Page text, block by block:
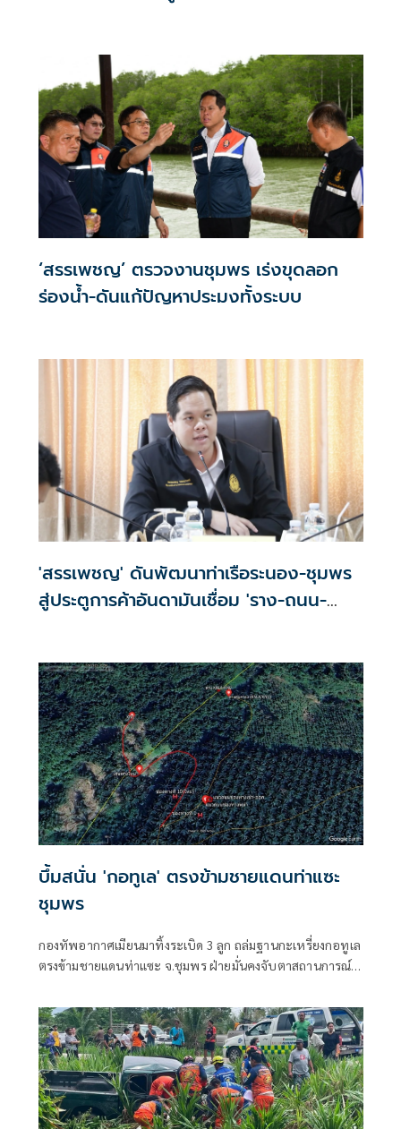
‘สรรเพชญ’ ตรวจงานชุมพร เร่งขุดลอก
ร่องน้ำ-ดันแก้ปัญหาประมงทั้งระบบ
'สรรเพชญ' ดันพัฒนาท่าเรือระนอง-ชุมพร
สู่ประตูการค้าอันดามันเชื่อม 'ราง-ถนน-
บึ้มสนั่น 'กอทูเล' ตรงข้ามชายแดนท่าแซะ
ชุมพร
กองทัพอากาศเมียนมาทิ้งระเบิด 3 ลูก ถล่มฐานกะเหรี่ยงกอทูเล
ตรงข้ามชายแดนท่าแซะ จ.ชุมพร ฝ่ายมั่นคงจับตาสถานการณ์